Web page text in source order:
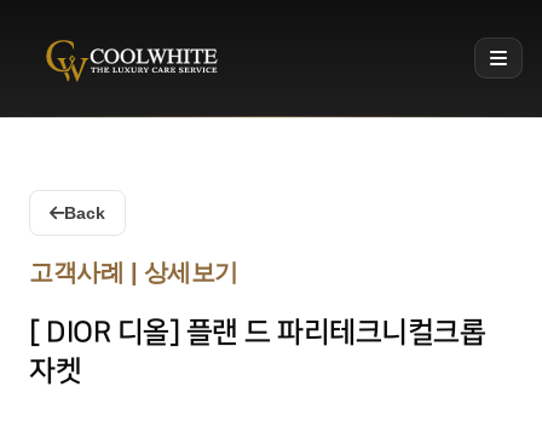
Coolwhite
Back
고객사례 | 상세보기
[ DIOR 디올] 플랜 드 파리테크니컬크롭
자켓